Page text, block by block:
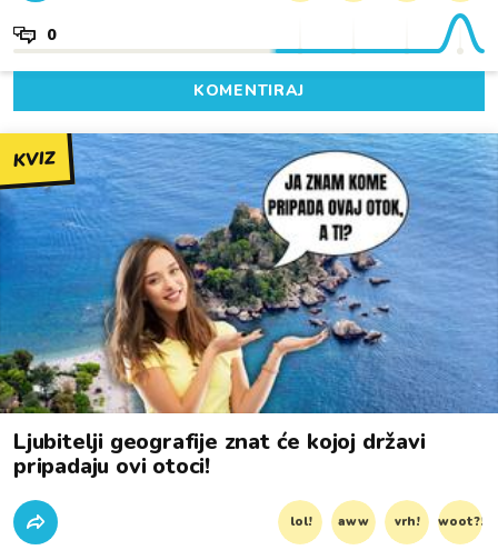
0
KOMENTIRAJ
KVIZ
Ljubitelji geografije znat će kojoj državi
pripadaju ovi otoci!
lol! aww vrh! woot?!